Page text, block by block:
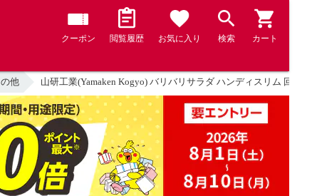
クーポン 閲覧履歴 お気に入り 検索 カート
他 山研工業(Yamaken Kogyo) バリバリサラダ ハンディスリム 回す